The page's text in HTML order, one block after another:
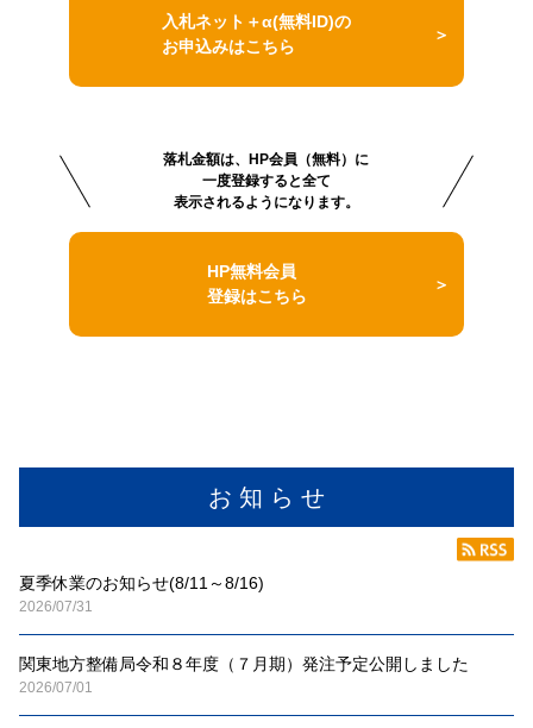
お 知 ら せ
夏季休業のお知らせ(8/11～8/16)
2026/07/31
関東地方整備局令和８年度（７月期）発注予定公開しました
2026/07/01
入札ネット＋α(無料ID)の
お申込みはこちら
落札金額は、HP会員（無料）に
一度登録すると全て
表示されるようになります。
HP無料会員
登録はこちら